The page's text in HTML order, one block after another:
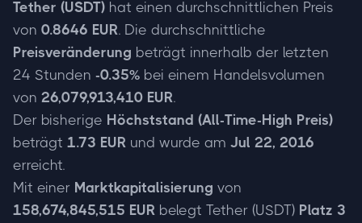
Tether (USDT) hat einen durchschnittlichen Preis
von 0.8646 EUR. Die durchschnittliche
Preisveränderung beträgt innerhalb der letzten
24 Stunden -0.35% bei einem Handelsvolumen
von 26,079,913,410 EUR.
Der bisherige Höchststand (All-Time-High Preis)
beträgt 1.73 EUR und wurde am Jul 22, 2016
erreicht.
Mit einer Marktkapitalisierung von
158,674,845,515 EUR belegt Tether (USDT) Platz 3